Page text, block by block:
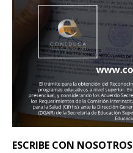
ESCRIBE CON NOSOTROS